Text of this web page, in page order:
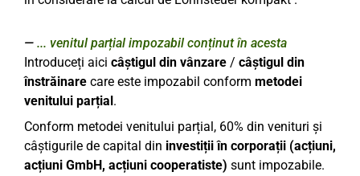
... venitul parțial impozabil conținut în acesta
Introduceți aici câștigul din vânzare / câștigul din
înstrăinare care este impozabil conform metodei
venitului parțial.
Conform metodei venitului parțial, 60% din venituri și
câștigurile de capital din investiții în corporații (acțiuni,
acțiuni GmbH, acțiuni cooperatiste) sunt impozabile.